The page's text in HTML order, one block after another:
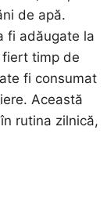
de apă.
fi adăugate la
fiert timp de
fi consumat
Această
rutina zilnică,